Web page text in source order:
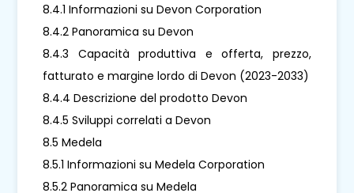
8.4.1 Informazioni su Devon Corporation
8.4.2 Panoramica su Devon
8.4.3 Capacità produttiva e offerta, prezzo,
fatturato e margine lordo di Devon (2023-2033)
8.4.4 Descrizione del prodotto Devon
8.4.5 Sviluppi correlati a Devon
8.5 Medela
8.5.1 Informazioni su Medela Corporation
8.5.2 Panoramica su Medela